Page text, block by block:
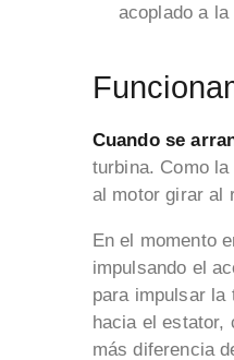
acoplado a
Cuando se
turbina. Como
al motor girar al
En el momento
impulsando el
para impulsar la
hacia el estator,
más diferencia